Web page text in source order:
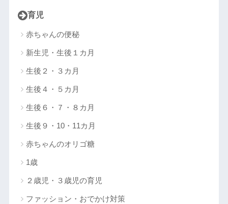
育児
赤ちゃんの便秘
新生児・生後１カ月
生後２・３カ月
生後４・５カ月
生後６・７・８カ月
生後９・10・11カ月
赤ちゃんのオリゴ糖
1歳
２歳児・３歳児の育児
ファッション・おでかけ対策